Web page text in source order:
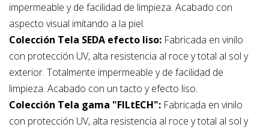
impermeable y de facilidad de limpieza. Acabado con
aspecto visual imitando a la piel.
Colección Tela SEDA efecto liso: Fabricada en vinilo
con protección UV, alta resistencia al roce y total al sol y
exterior. Totalmente impermeable y de facilidad de
limpieza. Acabado con un tacto y efecto liso.
Colección Tela gama "FILtECH": Fabricada en vinilo
con protección UV, alta resistencia al roce y total al sol y